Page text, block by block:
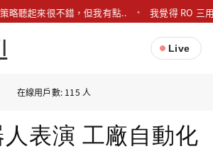
略聽起來很不錯，但我有點.. 我覺得 RO 三
Live
在線用戶數: 115 人
表演 工廠自動化